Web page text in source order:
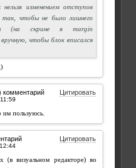
изменением отступов
так, чтобы не было лишнего
(на скрине я margin
чтобы блок вписался
комментарий Цитировать
им пользуюсь.
Цитировать
(в визуальном редакторе) во